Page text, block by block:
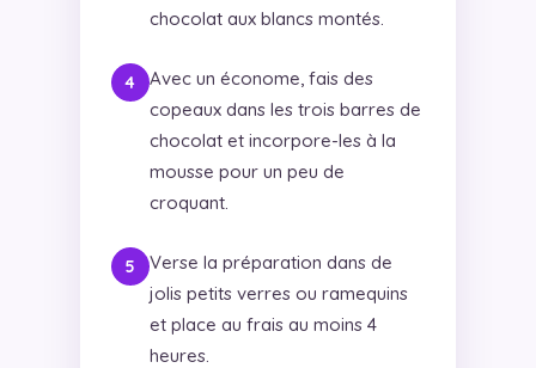
chocolat aux blancs montés.
Avec un économe, fais des
copeaux dans les trois barres de
chocolat et incorpore-les à la
mousse pour un peu de
croquant.
Verse la préparation dans de
jolis petits verres ou ramequins
et place au frais au moins 4
heures.